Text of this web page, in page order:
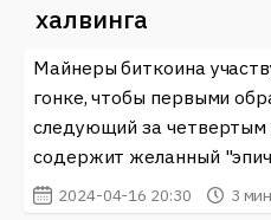
халвинга
Майнеры биткоина
гонке, чтобы первыми
следующий за четвертым
содержит желанный
2024-04-16 20:30 3